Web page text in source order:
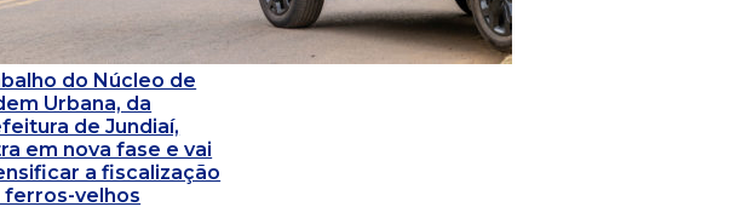
do Núcleo de
Urbana, da
de Jundiaí,
em nova fase e vai
a fiscalização
ferros-velhos